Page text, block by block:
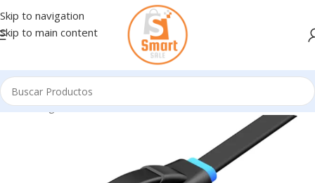
Skip to navigation
Skip to main content
Inicio/Ingresando